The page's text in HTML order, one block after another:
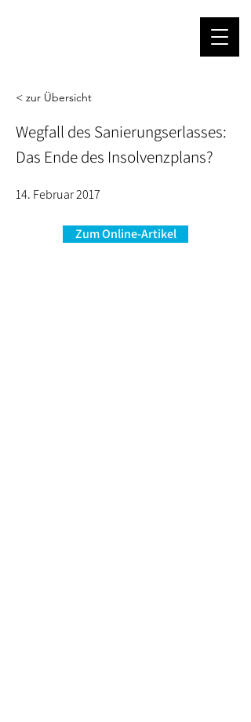
< zur Übersicht
Wegfall des Sanierungserlasses:
Das Ende des Insolvenzplans?
14. Februar 2017
Zum Online-Artikel